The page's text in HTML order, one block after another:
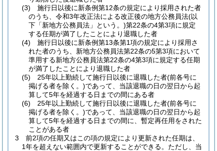
(3)
施行日以後に新条例第12条の規定により採用された者
のうち、令和3年改正法による改正後の地方公務員法(以
下「新地方公務員法」という。)第22条の4第3項に規定
する任期が満了したことにより退職した者
(4)
施行日以後に新条例第13条第1項の規定により採用さ
れた者のうち、新地方公務員法第22条の5第3項において
準用する新地方公務員法第22条の4第3項に規定する任期
が満了したことにより退職した者
(5)
25年以上勤続して施行日以後に退職した者(前各号に
掲げる者を除く。)であって、当該退職の日の翌日から起
算して5年を経過する日までの間にある者
(6)
25年以上勤続して施行日以後に退職した者(前各号に
掲げる者を除く。)であって、当該退職の日の翌日から起
算して5年を経過する日までの間に、暫定再任用をされた
ことがある者
3
前2項の任期又はこの項の規定により更新された任期は、
1年を超えない範囲内で更新することができる。 ただし、当